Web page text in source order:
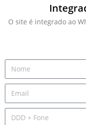
O site é integrado ao